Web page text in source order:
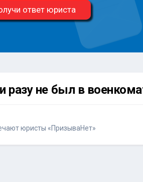
ответ юриста
разу не был в
юристы «ПризываНет»